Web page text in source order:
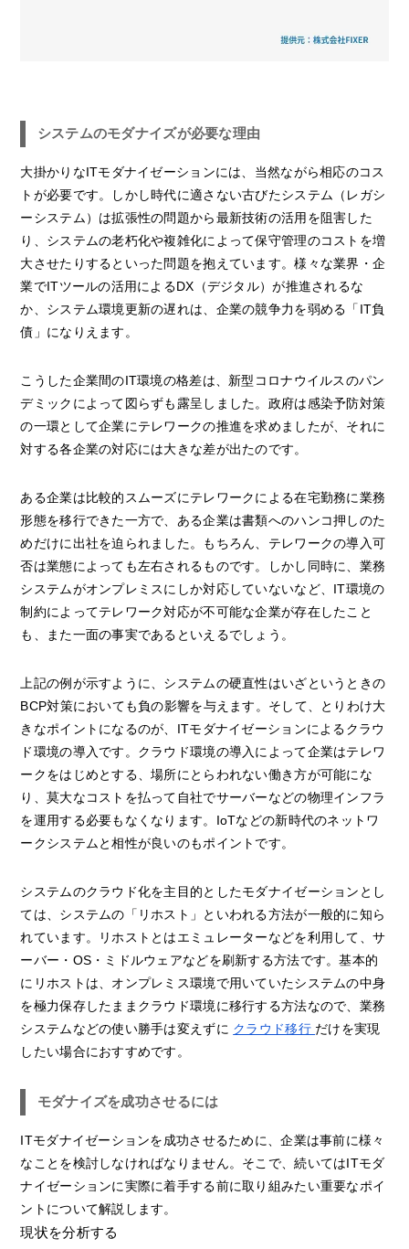
システムのモダナイズが必要な理由
大掛かりなITモダナイゼーションには、当然ながら相応のコス
トが必要です。しかし時代に適さない古びたシステム（レガシ
ーシステム）は拡張性の問題から最新技術の活用を阻害した
り、システムの老朽化や複雑化によって保守管理のコストを増
大させたりするといった問題を抱えています。様々な業界・企
業でITツールの活用によるDX（デジタル）が推進されるな
か、システム環境更新の遅れは、企業の競争力を弱める「IT負
債」になりえます。
こうした企業間のIT環境の格差は、新型コロナウイルスのパン
デミックによって図らずも露呈しました。政府は感染予防対策
の一環として企業にテレワークの推進を求めましたが、それに
対する各企業の対応には大きな差が出たのです。
ある企業は比較的スムーズにテレワークによる在宅勤務に業務
形態を移行できた一方で、ある企業は書類へのハンコ押しのた
めだけに出社を迫られました。もちろん、テレワークの導入可
否は業態によっても左右されるものです。しかし同時に、業務
システムがオンプレミスにしか対応していないなど、IT環境の
制約によってテレワーク対応が不可能な企業が存在したこと
も、また一面の事実であるといえるでしょう。
上記の例が示すように、システムの硬直性はいざというときの
BCP対策においても負の影響を与えます。そして、とりわけ大
きなポイントになるのが、ITモダナイゼーションによるクラウ
ド環境の導入です。クラウド環境の導入によって企業はテレワ
ークをはじめとする、場所にとらわれない働き方が可能にな
り、莫大なコストを払って自社でサーバーなどの物理インフラ
を運用する必要もなくなります。IoTなどの新時代のネットワ
ークシステムと相性が良いのもポイントです。
システムのクラウド化を主目的としたモダナイゼーションとし
ては、システムの「リホスト」といわれる方法が一般的に知ら
れています。リホストとはエミュレーターなどを利用して、サ
ーバー・OS・ミドルウェアなどを刷新する方法です。基本的
にリホストは、オンプレミス環境で用いていたシステムの中身
を極力保存したままクラウド環境に移行する方法なので、業務
システムなどの使い勝手は変えずに クラウド移行 だけを実現
したい場合におすすめです。
モダナイズを成功させるには
ITモダナイゼーションを成功させるために、企業は事前に様々
なことを検討しなければなりません。そこで、続いてはITモダ
ナイゼーションに実際に着手する前に取り組みたい重要なポイ
ントについて解説します。
現状を分析する